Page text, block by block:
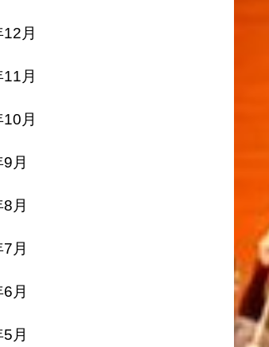
月
月
月
月
月
月
月
月